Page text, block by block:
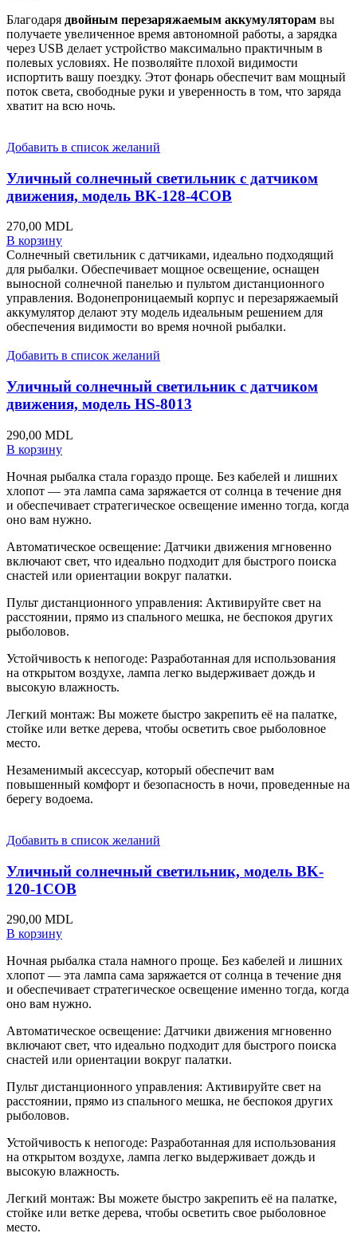
Благодаря двойным перезаряжаемым аккумуляторам вы
получаете увеличенное время автономной работы, а зарядка
через USB делает устройство максимально практичным в
полевых условиях. Не позволяйте плохой видимости
испортить вашу поездку. Этот фонарь обеспечит вам мощный
поток света, свободные руки и уверенность в том, что заряда
хватит на всю ночь.
Добавить в список желаний
Уличный солнечный светильник с датчиком
движения, модель BK-128-4COB
270,00 MDL
В корзину
Солнечный светильник с датчиками, идеально подходящий
для рыбалки. Обеспечивает мощное освещение, оснащен
выносной солнечной панелью и пультом дистанционного
управления. Водонепроницаемый корпус и перезаряжаемый
аккумулятор делают эту модель идеальным решением для
обеспечения видимости во время ночной рыбалки.
Добавить в список желаний
Уличный солнечный светильник с датчиком
движения, модель HS-8013
290,00 MDL
В корзину
Ночная рыбалка стала гораздо проще. Без кабелей и лишних
хлопот — эта лампа сама заряжается от солнца в течение дня
и обеспечивает стратегическое освещение именно тогда, когда
оно вам нужно.
Автоматическое освещение: Датчики движения мгновенно
включают свет, что идеально подходит для быстрого поиска
снастей или ориентации вокруг палатки.
Пульт дистанционного управления: Активируйте свет на
расстоянии, прямо из спального мешка, не беспокоя других
рыболовов.
Устойчивость к непогоде: Разработанная для использования
на открытом воздухе, лампа легко выдерживает дождь и
высокую влажность.
Легкий монтаж: Вы можете быстро закрепить её на палатке,
стойке или ветке дерева, чтобы осветить свое рыболовное
место.
Незаменимый аксессуар, который обеспечит вам
повышенный комфорт и безопасность в ночи, проведенные на
берегу водоема.
Добавить в список желаний
Уличный солнечный светильник, модель BK-
120-1COB
290,00 MDL
В корзину
Ночная рыбалка стала намного проще. Без кабелей и лишних
хлопот — эта лампа сама заряжается от солнца в течение дня
и обеспечивает стратегическое освещение именно тогда, когда
оно вам нужно.
Автоматическое освещение: Датчики движения мгновенно
включают свет, что идеально подходит для быстрого поиска
снастей или ориентации вокруг палатки.
Пульт дистанционного управления: Активируйте свет на
расстоянии, прямо из спального мешка, не беспокоя других
рыболовов.
Устойчивость к непогоде: Разработанная для использования
на открытом воздухе, лампа легко выдерживает дождь и
высокую влажность.
Легкий монтаж: Вы можете быстро закрепить её на палатке,
стойке или ветке дерева, чтобы осветить свое рыболовное
место.